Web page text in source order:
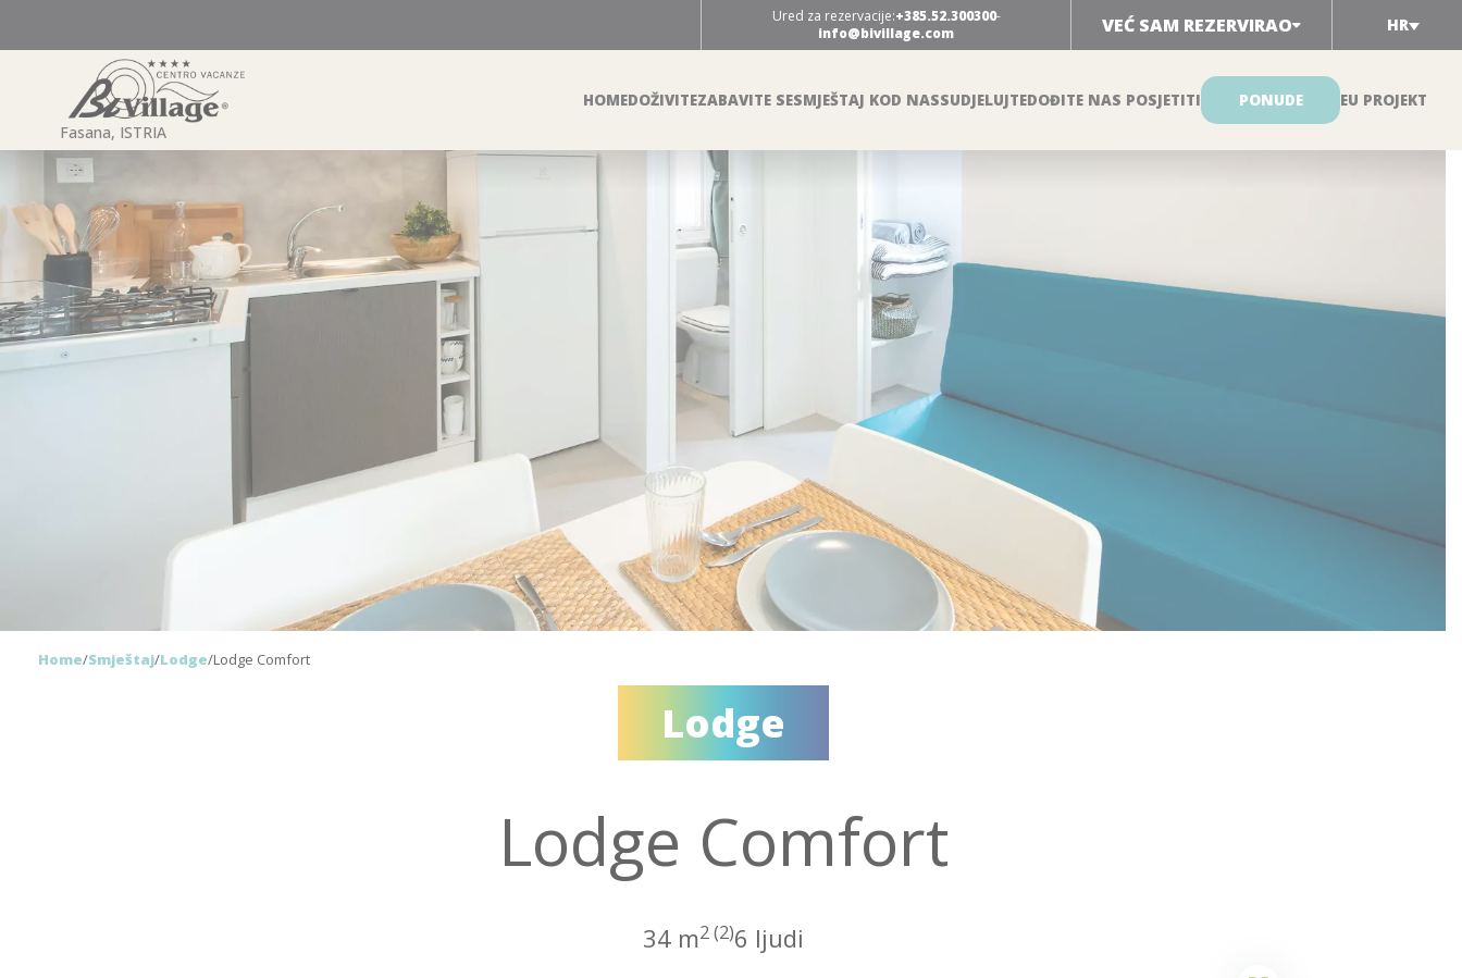
na
Ured za rezervacije:+385.52.300300-
info@bivillage.com
VEĆ SAM REZERVIRAO HR
Fasana, ISTRIA
HOMEDOŽIVITEZABAVITE SESMJEŠTAJ KOD NASSUDJELUJTEDOĐITE NAS POSJETITI PONUDE EU PROJEKT
Home/Smještaj/Lodge/Lodge Comfort
Lodge
Lodge Comfort
34 m2 (2)6 ljudi